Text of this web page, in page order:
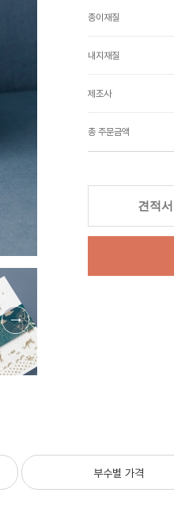
종이재질
내지재질
제조사
총 주문금액
견적
부수별 가격